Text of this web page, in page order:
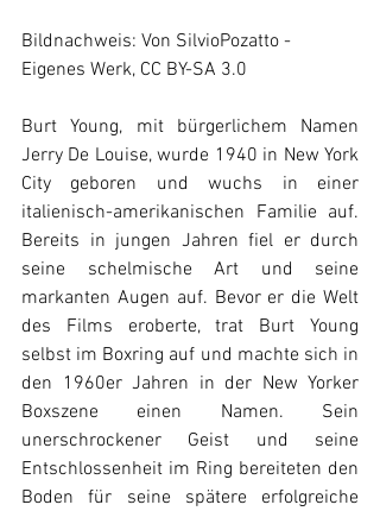
Bildnachweis: Von SilvioPozatto -
Eigenes Werk, CC BY-SA 3.0
Burt Young, mit bürgerlichem Namen
Jerry De Louise, wurde 1940 in New York
City geboren und wuchs in einer
italienisch-amerikanischen Familie auf.
Bereits in jungen Jahren fiel er durch
seine schelmische Art und seine
markanten Augen auf. Bevor er die Welt
des Films eroberte, trat Burt Young
selbst im Boxring auf und machte sich in
den 1960er Jahren in der New Yorker
Boxszene einen Namen. Sein
unerschrockener Geist und seine
Entschlossenheit im Ring bereiteten den
Boden für seine spätere erfolgreiche